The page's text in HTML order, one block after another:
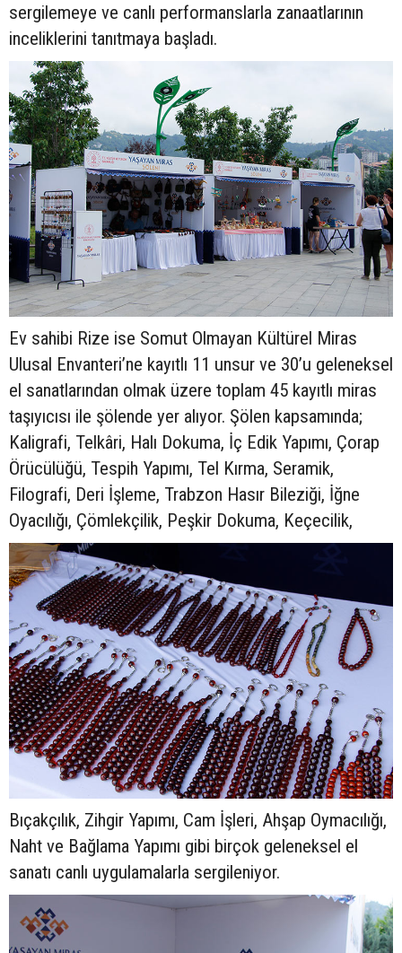
sergilemeye ve canlı performanslarla zanaatlarının
inceliklerini tanıtmaya başladı.
Ev sahibi Rize ise Somut Olmayan Kültürel Miras
Ulusal Envanteri’ne kayıtlı 11 unsur ve 30’u geleneksel
el sanatlarından olmak üzere toplam 45 kayıtlı miras
taşıyıcısı ile şölende yer alıyor. Şölen kapsamında;
Kaligrafi, Telkâri, Halı Dokuma, İç Edik Yapımı, Çorap
Örücülüğü, Tespih Yapımı, Tel Kırma, Seramik,
Filografi, Deri İşleme, Trabzon Hasır Bileziği, İğne
Oyacılığı, Çömlekçilik, Peşkir Dokuma, Keçecilik,
Bıçakçılık, Zihgir Yapımı, Cam İşleri, Ahşap Oymacılığı,
Naht ve Bağlama Yapımı gibi birçok geleneksel el
sanatı canlı uygulamalarla sergileniyor.